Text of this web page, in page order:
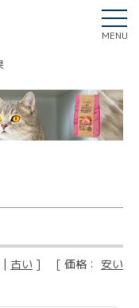
MENU
| 古い ] [ 価格： 安い